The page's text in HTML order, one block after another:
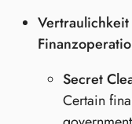
Secret
Certain